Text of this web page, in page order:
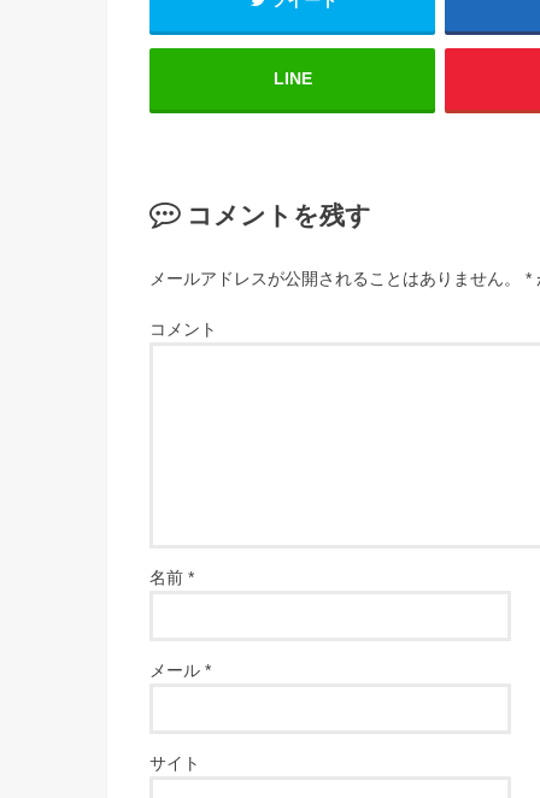
LINE
コメントを残す
メールアドレスが公開されることはありません。 *
コメント
名前 *
メール *
サイト